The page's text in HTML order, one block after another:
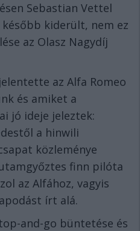
Sebastian Vettel
kiderült, nem ez
az Olasz Nagydíj
az Alfa Romeo
és amiket a
jó ideje jeleztek:
a hinwili
közleménye
finn pilóta
az Alfához, vagyis
írt alá.
and-go büntetése és